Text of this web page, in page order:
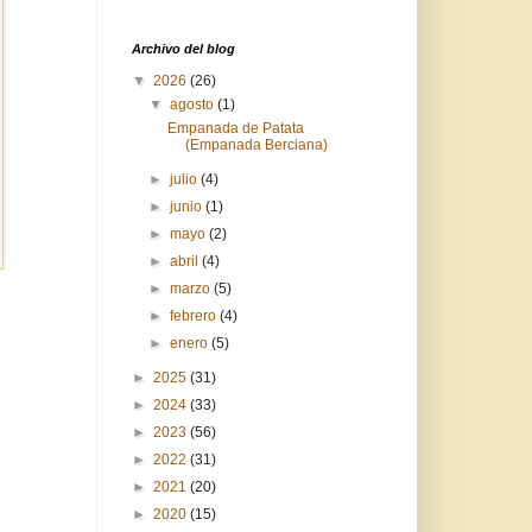
Archivo del blog
▼ 2026 (26)
▼agosto(1)
Empanada de Patata
(Empanada Berciana)
►julio(4)
►junio(1)
►mayo(2)
►abril(4)
►marzo(5)
►febrero(4)
►enero(5)
► 2025 (31)
► 2024 (33)
► 2023 (56)
► 2022 (31)
► 2021 (20)
► 2020 (15)